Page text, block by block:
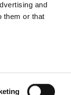
and
them or that